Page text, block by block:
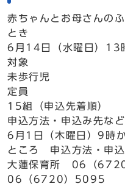
赤ちゃんとお母さんの
とき
6月14日（水曜日）13
対象
未歩行児
定員
15組（申込先着順）
申込方法・申込み先など
6月1日（木曜日）9時
ところ 申込方法・申
大蓮保育所 06（
06（6720）5095